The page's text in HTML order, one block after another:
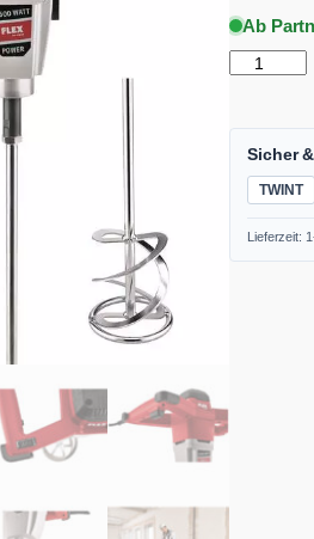
Ab
h
Sicher
TWINT
Lieferzeit: